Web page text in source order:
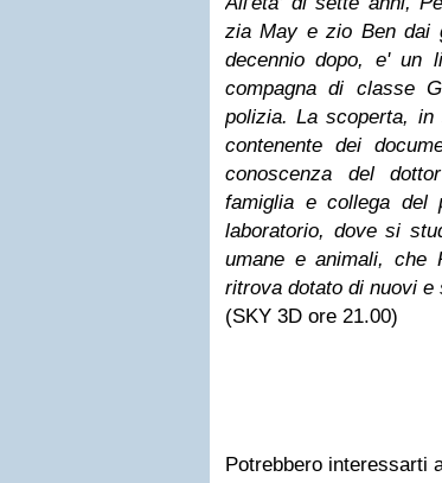
zia May e zio Ben dai
decennio dopo, e' un
compagna di classe
polizia. La scoperta,
contenente dei
conoscenza del
famiglia e collega del
laboratorio, dove si
umane e animali, che
ritrova dotato di nuovi e
(SKY 3D ore 21.00)
Potrebbero interessarti